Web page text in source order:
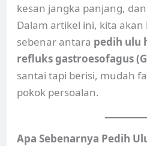
kesan jangka panjang,
Dalam artikel ini, kita
sebenar antara pedih ulu
refluks gastroesofagus
santai tapi berisi, mudah
pokok persoalan.
Apa Sebenarnya Pedih